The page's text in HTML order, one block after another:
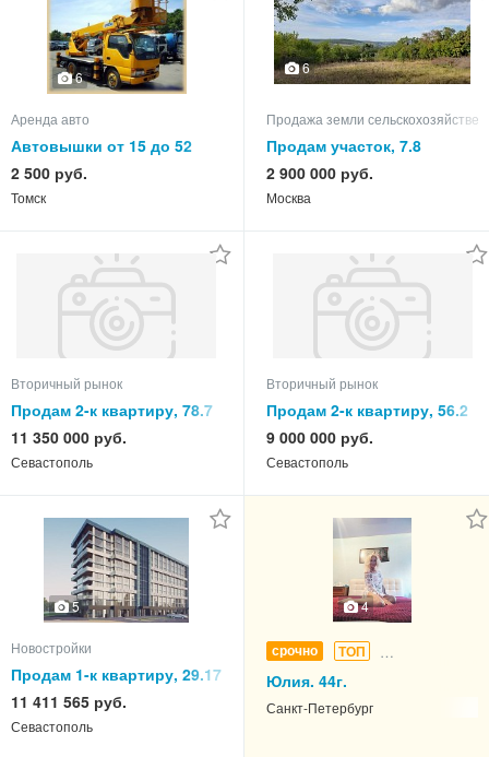
6
Аренда авто
Автовышки от 15 до 52
метров! Платформы 2х4
метра! От 2.500 руб/час!
2 500 руб.
Томск
6
Продажа земли
Продам участок, 7.8
2 900 000 руб.
Москва
Вторичный рынок
Продам 2-к квартиру, 78.7
кв.м, этаж 3 из 5
11 350 000 руб.
Севастополь
Вторичный рынок
Продам 2-к квартиру, 56.2
кв.м, этаж 2 из 9
9 000 000 руб.
Севастополь
5
Новостройки
Продам 1-к квартиру, 29.17
кв.м, этаж 6 из 10
11 411 565 руб.
Севастополь
4
срочно ТОП
Юлия. 44г.
М.ЛОМОНОСОВСКАЯ.
Санкт-Петербург